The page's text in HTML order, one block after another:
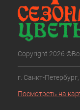
Copyright 2026
г. Санкт-
Посмотреть на